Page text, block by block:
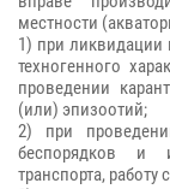
местности
1) при ликвидации
техногенного
проведении
(или) эпизоотий;
2) при
беспорядков и
транспорта, работу